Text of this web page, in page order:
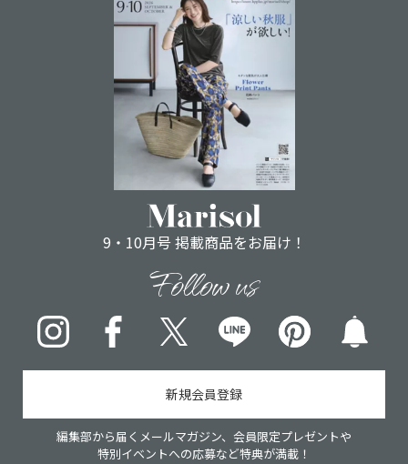
9・10月号 掲載商品をお届け！
Follow us
InstagramFacebookX LINE pinterest
新規会員登録
編集部から届くメールマガジン、会員限定プレゼントや
特別イベントへの応募など特典が満載！